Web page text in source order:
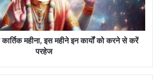
महीना, इस महीने इन कार्यों को करने से करें
परहेज